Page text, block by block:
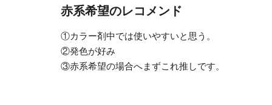
赤系希望のレコメンド
①カラー剤中では使いやすいと思う。
②発色が好み
③赤系希望の場合へまずこれ推しです。